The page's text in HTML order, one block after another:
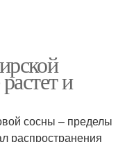
и
сосны – пределы
распространения